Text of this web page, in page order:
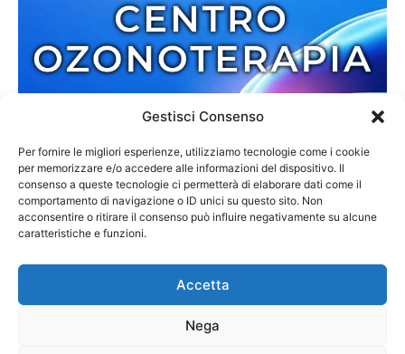
Gestisci Consenso
Per fornire le migliori esperienze, utilizziamo tecnologie come i cookie
per memorizzare e/o accedere alle informazioni del dispositivo. Il
consenso a queste tecnologie ci permetterà di elaborare dati come il
comportamento di navigazione o ID unici su questo sito. Non
acconsentire o ritirare il consenso può influire negativamente su alcune
caratteristiche e funzioni.
Accetta
Nega